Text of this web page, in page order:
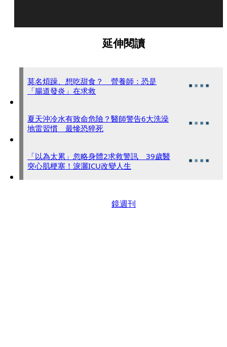
延伸閱讀
莫名煩躁、想吃甜食？ 營養師：恐是
「腸道發炎」在求救
夏天沖冷水有致命危險？醫師警告6大洗澡
地雷習慣 最慘恐猝死
「以為太累」忽略身體2求救警訊 39歲醫
突心肌梗塞！淚灑ICU改變人生
鏡週刊